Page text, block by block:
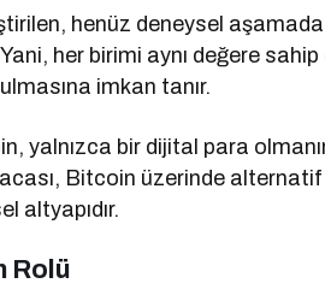
henüz deneysel
her birimi aynı değere
imkan tanır.
yalnızca bir dijital para
Bitcoin üzerinde
altyapıdır.
Rolü